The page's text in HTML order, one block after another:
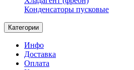
Конденсаторы пусковые
Категории
Инфо
Доставка
Оплата